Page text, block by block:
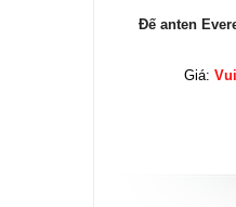
Hộp số Ford
Giá: